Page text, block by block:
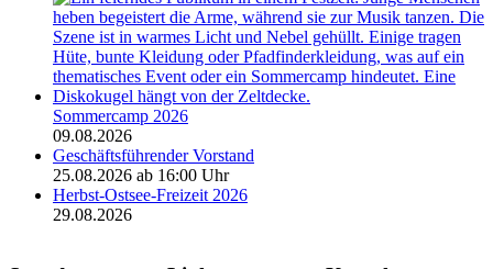
Sommercamp 2026
09.08.2026
Geschäftsführender Vorstand
25.08.2026 ab 16:00 Uhr
Herbst-Ostsee-Freizeit 2026
29.08.2026